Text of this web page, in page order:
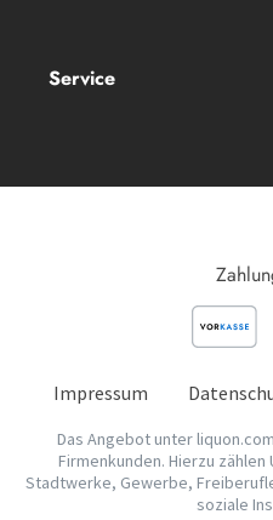
Service
Impressum
Das Angebot unter
Firmenkunden. Hierzu
Stadtwerke, Gewerbe,
soziale